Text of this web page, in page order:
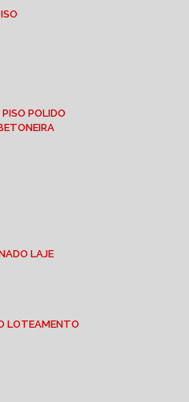
PISO POLIDO
LAJE
LOTEAMENTO